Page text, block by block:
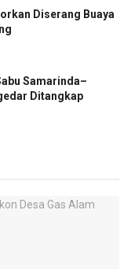
Diserang Buaya
Samarinda–
Ditangkap